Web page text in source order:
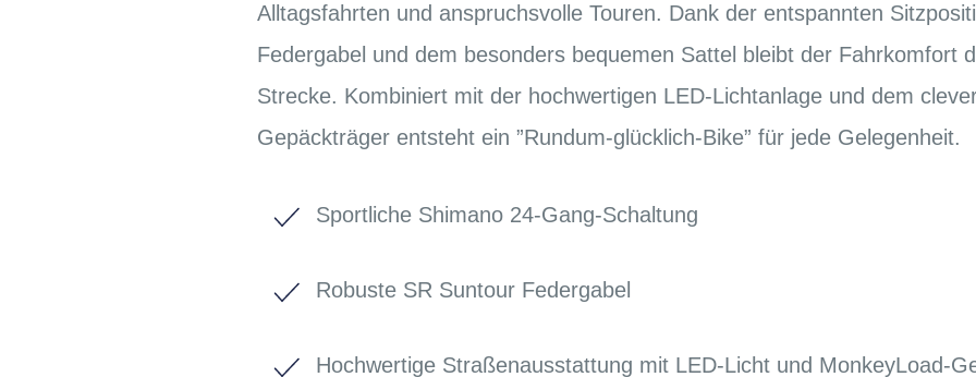
Alltagsfahrten und anspruchsvolle Touren. Dank der entspannten
Federgabel und dem besonders bequemen Sattel bleibt der Fahrkomfort
Strecke. Kombiniert mit der hochwertigen LED-Lichtanlage und dem
Gepäckträger entsteht ein ”Rundum-glücklich-Bike” für jede Gelegenheit.
Sportliche Shimano 24-Gang-Schaltung
Robuste SR Suntour Federgabel
Hochwertige Straßenausstattung mit LED-Licht und MonkeyLoad-